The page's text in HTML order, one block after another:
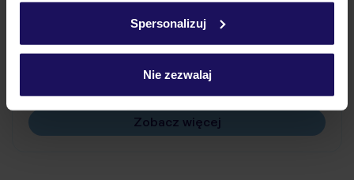
Spersonalizuj
Nie zezwalaj
Czy w Hotelu będzie przedstawiciel TUI?
Na jakiej podstawie i gdzie otrzymam karty
Zobacz więcej